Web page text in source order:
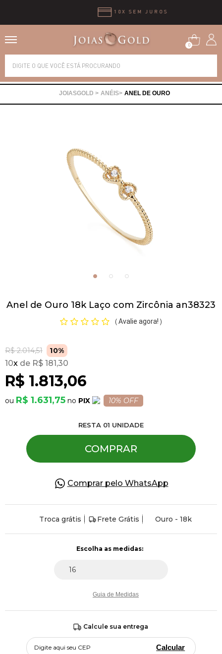
10X SEM JUROS
0
ANÉIS ANEL DE OURO
Anel de Ouro 18k Laço com Zircônia an38323
( Avalie agora! )
R$ 2.014,51 10%
R$ 1.813,06
10x R$ 181,30
R$ 1.631,75 PIX 10% OFF
RESTA 01 UNIDADE
COMPRAR
Comprar pelo WhatsApp
Troca grátis Frete Grátis Ouro - 18k
Guia de Medidas
Calcule sua entrega
Calcular
Alianças